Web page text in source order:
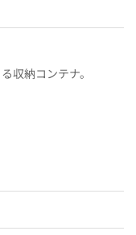
収納コンテナ。